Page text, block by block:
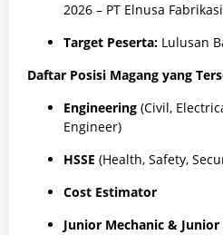
2026 – PT Elnusa
Target Peserta: Lulusan
Daftar Posisi Magang yang
Engineering (Civil,
Engineer)
HSSE (Health, Safety,
Cost Estimator
Junior Mechanic &